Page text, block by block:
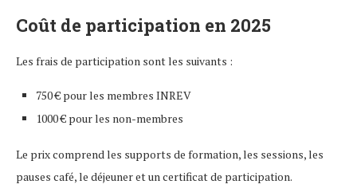
Coût de participation en 2025
Les frais de participation sont les suivants :
750 € pour les membres INREV
1000 € pour les non-membres
Le prix comprend les supports de formation, les sessions, les
pauses café, le déjeuner et un certificat de participation.